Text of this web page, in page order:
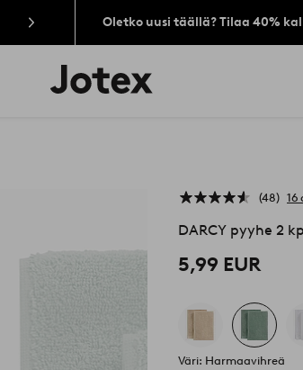
Oletko uusi täällä? Tilaa 40%
Jotex-
logo
48 16
DARCY pyyhe 2
5,99 EUR
Väri: Harmaavihreä